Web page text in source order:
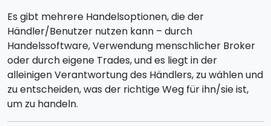
Es gibt mehrere Handelsoptionen, die der
Händler/Benutzer nutzen kann – durch
Handelssoftware, Verwendung menschlicher Broker
oder durch eigene Trades, und es liegt in der
alleinigen Verantwortung des Händlers, zu wählen und
zu entscheiden, was der richtige Weg für ihn/sie ist,
um zu handeln.